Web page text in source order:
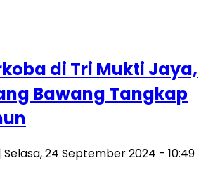
di Tri Mukti Jaya,
Bawang Tangkap
Selasa, 24 September 2024 - 10:49